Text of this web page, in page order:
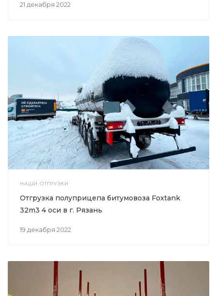
21 декабря 2022
НАШИ ОТГРУЗКИ
19 декабря 2022
Отгрузка полуприцепа битумовоза Foxtank
32m3 4 оси в г. Рязань